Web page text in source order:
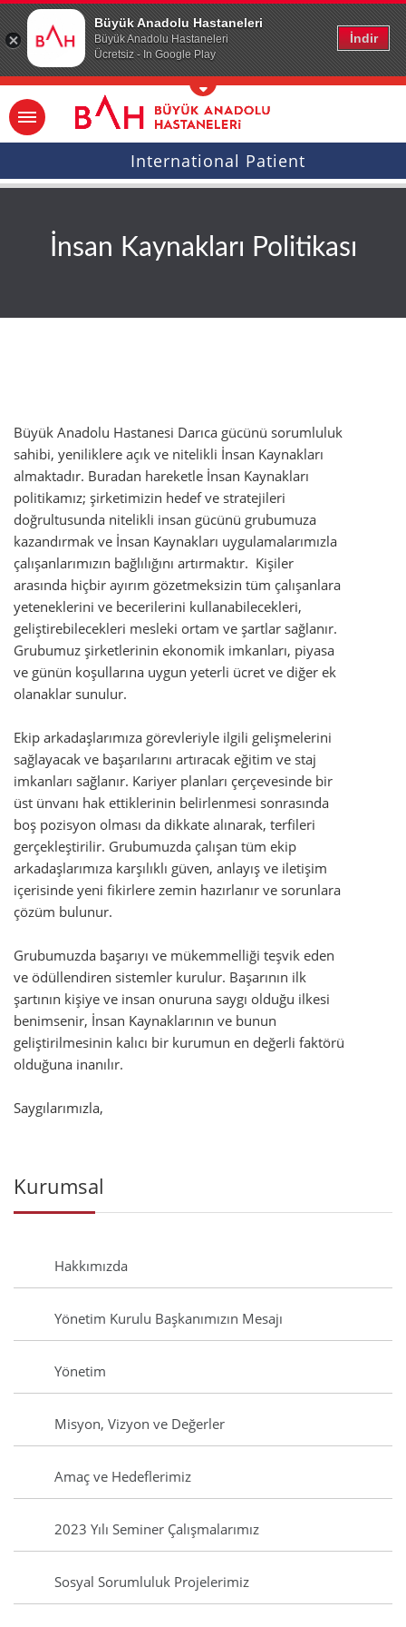
Büyük Anadolu Hastaneleri
Büyük Anadolu Hastaneleri
Ücretsiz - In Google Play
İndir
Ana icerige atla
International Patient
İnsan Kaynakları Politikası
Büyük Anadolu Hastanesi Darıca gücünü sorumluluk
sahibi, yeniliklere açık ve nitelikli İnsan Kaynakları
almaktadır. Buradan hareketle İnsan Kaynakları
politikamız; şirketimizin hedef ve stratejileri
doğrultusunda nitelikli insan gücünü grubumuza
kazandırmak ve İnsan Kaynakları uygulamalarımızla
çalışanlarımızın bağlılığını artırmaktır. Kişiler
arasında hiçbir ayırım gözetmeksizin tüm çalışanlara
yeteneklerini ve becerilerini kullanabilecekleri,
geliştirebilecekleri mesleki ortam ve şartlar sağlanır.
Grubumuz şirketlerinin ekonomik imkanları, piyasa
ve günün koşullarına uygun yeterli ücret ve diğer ek
olanaklar sunulur.
Ekip arkadaşlarımıza görevleriyle ilgili gelişmelerini
sağlayacak ve başarılarını artıracak eğitim ve staj
imkanları sağlanır. Kariyer planları çerçevesinde bir
üst ünvanı hak ettiklerinin belirlenmesi sonrasında
boş pozisyon olması da dikkate alınarak, terfileri
gerçekleştirilir. Grubumuzda çalışan tüm ekip
arkadaşlarımıza karşılıklı güven, anlayış ve iletişim
içerisinde yeni fikirlere zemin hazırlanır ve sorunlara
çözüm bulunur.
Grubumuzda başarıyı ve mükemmelliği teşvik eden
ve ödüllendiren sistemler kurulur. Başarının ilk
şartının kişiye ve insan onuruna saygı olduğu ilkesi
benimsenir, İnsan Kaynaklarının ve bunun
geliştirilmesinin kalıcı bir kurumun en değerli faktörü
olduğuna inanılır.
Saygılarımızla,
Kurumsal
Hakkımızda
Yönetim Kurulu Başkanımızın Mesajı
Yönetim
Misyon, Vizyon ve Değerler
Amaç ve Hedeflerimiz
2023 Yılı Seminer Çalışmalarımız
Sosyal Sorumluluk Projelerimiz